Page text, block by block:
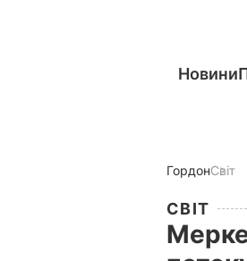
Новини
ГордонСвіт
СВІТ